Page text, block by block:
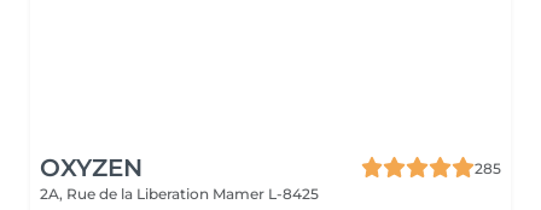
OXYZEN
285
2A, Rue de la Liberation Mamer L-8425